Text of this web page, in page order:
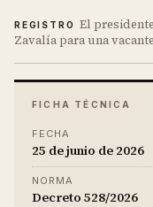
REGISTRO
El
Zavalía para una
FICHA TÉCNICA
FECHA
25 de junio de 2026
NORMA
Decreto 528/2026